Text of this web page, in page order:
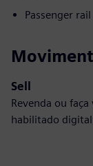
Passenger
Sell
Revenda ou
habilitado